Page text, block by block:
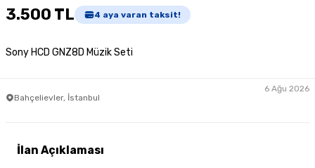
3.500 TL 4 aya varan taksit!
Sony HCD GNZ8D Müzik Seti
Bahçelievler, İstanbul
6 Ağu 2026
İlan Açıklaması